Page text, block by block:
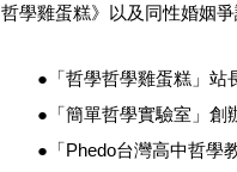
哲學雞蛋糕》以及同性婚姻
●「哲學哲學雞蛋糕」站
●「簡單哲學實驗室」創
●「Phedo台灣高中哲學